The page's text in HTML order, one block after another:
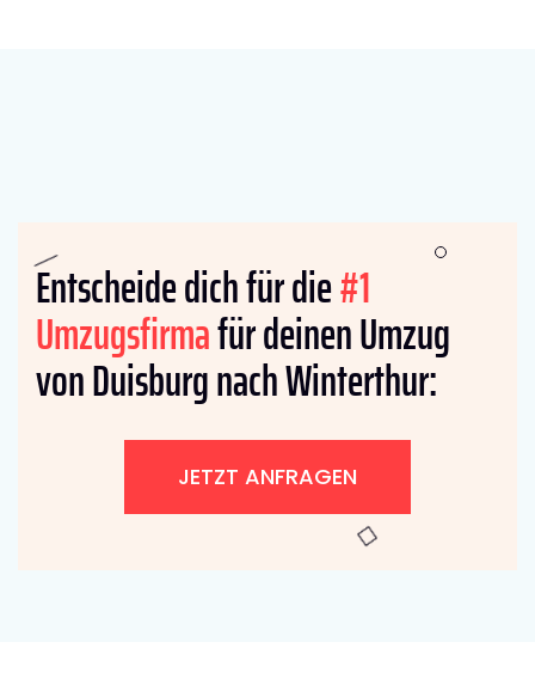
Entscheide dich für die#1
Umzugsfirmafür deinen Umzug
von Duisburg nach Winterthur:
JETZT ANFRAGEN